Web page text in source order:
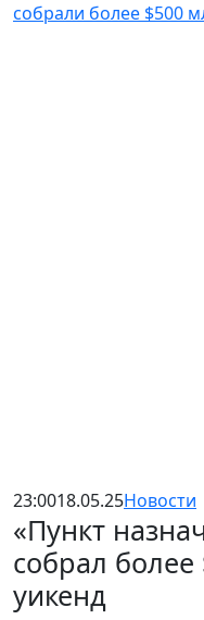
собрали более $500
23:0018.05.25Новости
«Пункт
собрал
уикенд